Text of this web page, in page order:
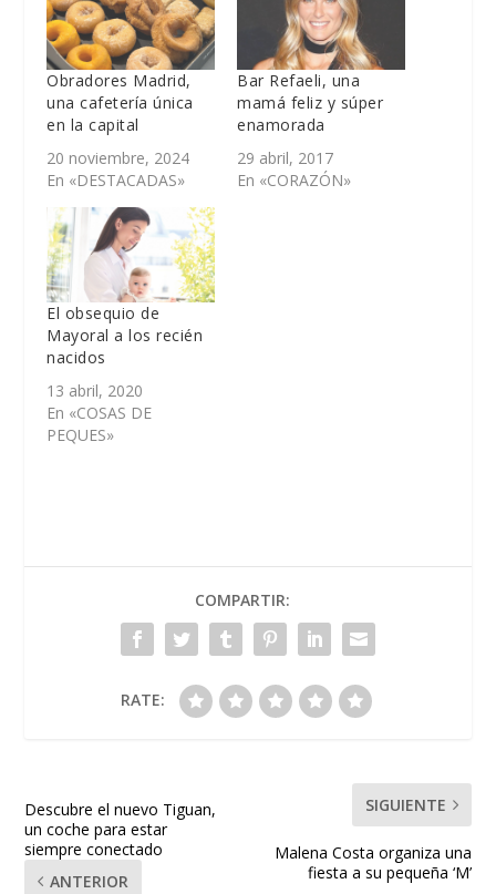
Obradores Madrid,
una cafetería única
en la capital
20 noviembre, 2024
En «DESTACADAS»
Bar Refaeli, una
mamá feliz y súper
enamorada
29 abril, 2017
En «CORAZÓN»
El obsequio de
Mayoral a los recién
nacidos
13 abril, 2020
En «COSAS DE
PEQUES»
COMPARTIR:
RATE:
Descubre el nuevo Tiguan,
un coche para estar
siempre conectado
ANTERIOR
SIGUIENTE
Malena Costa organiza una
fiesta a su pequeña ‘M’